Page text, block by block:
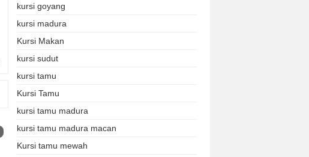
kursi goyang
kursi madura
Kursi Makan
kursi sudut
kursi tamu
Kursi Tamu
kursi tamu madura
kursi tamu madura macan
Kursi tamu mewah